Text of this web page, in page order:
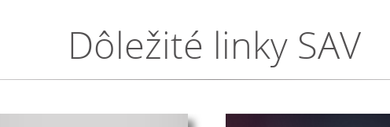
Dôležité linky SAV